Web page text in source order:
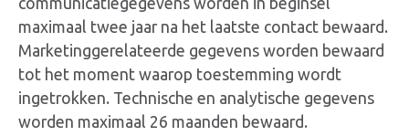
maximaal twee jaar na het laatste contact bewaard.
Marketinggerelateerde gegevens worden bewaard
tot het moment waarop toestemming wordt
ingetrokken. Technische en analytische gegevens
worden maximaal 26 maanden bewaard.